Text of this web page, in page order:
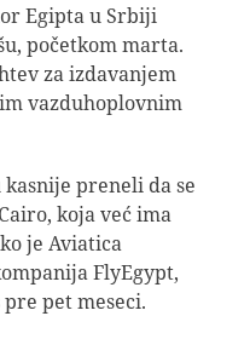
Egipta u Srbiji
početkom marta.
za izdavanjem
vazduhoplovnim
preneli da se
koja već ima
je Aviatica
FlyEgypt,
pet meseci.